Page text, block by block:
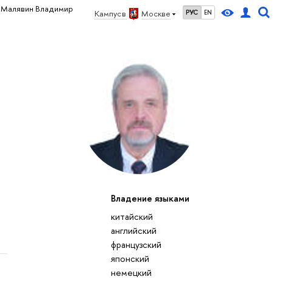
Кампус в Москве РУС EN
Малявин Владимир
Владение языками
китайский
английский
французский
японский
немецкий